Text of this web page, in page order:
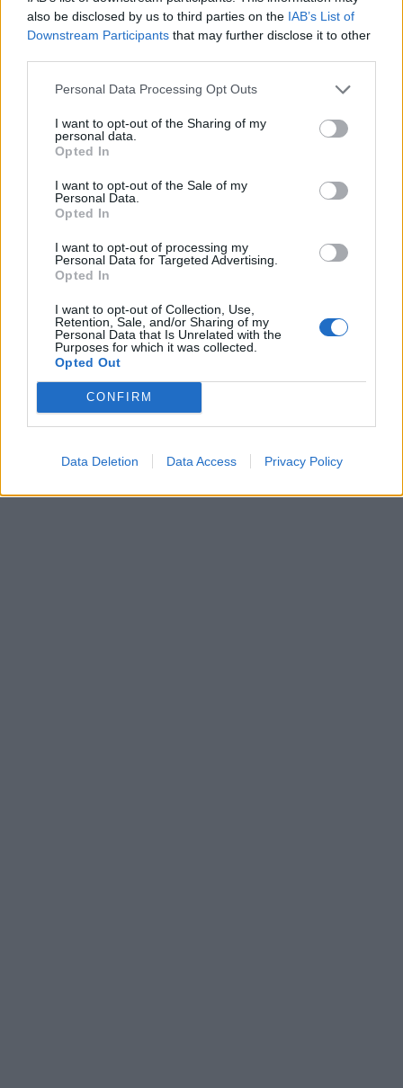
also be disclosed by us to third parties on the IAB’s List of
Downstream Participants that may further disclose it to other
Personal Data Processing Opt Outs
I want to opt-out of the Sharing of my
personal data.
Opted In
I want to opt-out of the Sale of my
Personal Data.
Opted In
I want to opt-out of processing my
Personal Data for Targeted Advertising.
Opted In
I want to opt-out of Collection, Use,
Retention, Sale, and/or Sharing of my
Personal Data that Is Unrelated with the
Purposes for which it was collected.
Opted Out
CONFIRM
Data Deletion Data Access Privacy Policy